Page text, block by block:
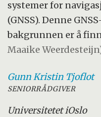
systemer for
(GNSS). Denne
bakgrunnen er å
Maaike
Gunn Kristin Tjoflot
SENIORRÅDGIVER
Universitetet iOslo